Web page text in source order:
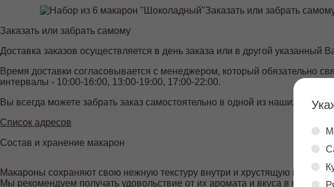
Заказать или забрать
Заказать или забрать самому
Доставка заказов осуществляется в день заказа или в другой указанный
Время доставки согласовывается с менеджером, который обязательно
интервалы - 10:00-16:00, 13:00-19:00, 17:00-22:00.
Вы всегда можете забрать заказ самостоятельно в одной из наших точек
Список адресов
Состав и хранение макарон
Макароны сохраняют свою нежную текстуру внутри и хрустящую корочку
Мы рекомендуем получать удовольствие от их аромата и вкуса в первые